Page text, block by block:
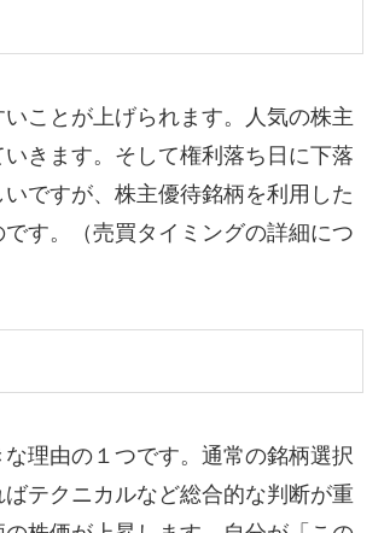
ことが上げられます。人気の株主
きます。そして権利落ち日に下落
ですが、株主優待銘柄を利用した
す。（売買タイミングの詳細につ
理由の１つです。通常の銘柄選択
テクニカルなど総合的な判断が重